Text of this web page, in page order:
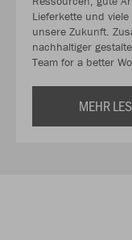
Lieferkette und
unsere Zukunft.
nachhaltiger
Team for a better
MEHR